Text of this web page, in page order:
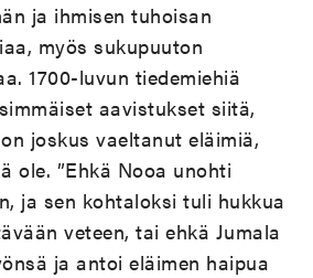
ja ihmisen tuhoisan
myös sukupuuton
1700-luvun tiedemiehiä
aavistukset siitä,
joskus vaeltanut eläimiä,
ole. ”Ehkä Nooa unohti
ja sen kohtaloksi tuli hukkua
veteen, tai ehkä Jumala
ja antoi eläimen haipua